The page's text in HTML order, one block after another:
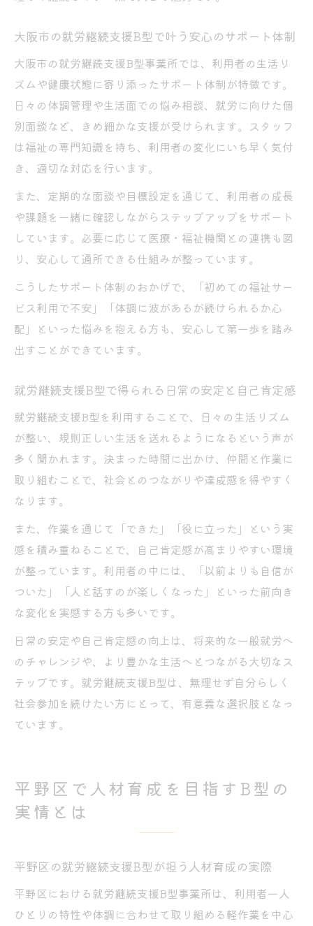
流れ
就労継続支援B型の利用を後悔しないための
平野区でB型事業所を見学・相談する際の注
意点
大阪市の就労継続支援B型で叶う安心のサポート体制
大阪市の就労継続支援B型事業所では、利用者の生活リ
ズムや健康状態に寄り添ったサポート体制が特徴です。
日々の体調管理や生活面での悩み相談、就労に向けた個
別面談など、きめ細かな支援が受けられます。スタッフ
は福祉の専門知識を持ち、利用者の変化にいち早く気付
き、適切な対応を行います。
また、定期的な面談や目標設定を通じて、利用者の成長
や課題を一緒に確認しながらステップアップをサポート
しています。必要に応じて医療・福祉機関との連携も図
り、安心して通所できる仕組みが整っています。
こうしたサポート体制のおかげで、「初めての福祉サー
ビス利用で不安」「体調に波があるが続けられるか心
配」といった悩みを抱える方も、安心して第一歩を踏み
出すことができています。
就労継続支援B型で得られる日常の安定と自己肯定感
就労継続支援B型を利用することで、日々の生活リズム
が整い、規則正しい生活を送れるようになるという声が
多く聞かれます。決まった時間に出かけ、仲間と作業に
取り組むことで、社会とのつながりや達成感を得やすく
なります。
また、作業を通じて「できた」「役に立った」という実
感を積み重ねることで、自己肯定感が高まりやすい環境
が整っています。利用者の中には、「以前よりも自信が
ついた」「人と話すのが楽しくなった」といった前向き
な変化を実感する方も多いです。
日常の安定や自己肯定感の向上は、将来的な一般就労へ
のチャレンジや、より豊かな生活へとつながる大切なス
テップです。就労継続支援B型は、無理せず自分らしく
社会参加を続けたい方にとって、有意義な選択肢となっ
ています。
平野区で人材育成を目指すB型の
実情とは
平野区の就労継続支援B型が担う人材育成の実際
平野区における就労継続支援B型事業所は、利用者一人
ひとりの特性や体調に合わせて取り組める軽作業を中心